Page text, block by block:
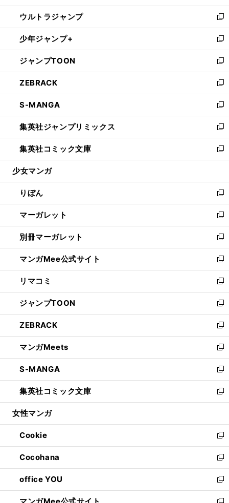
開
く
ウ
で
開
く
ン
ド
ウ
で
開
く
ウ
ィ
ン
ド
ウ
で
開
く
し
い
ウ
ィ
ン
ド
ウ
で
開
く
ウルトラジャンプ
新
し
い
ウ
ィ
ン
ド
ウ
で
開
く
少年ジャンプ+
新
し
い
ウ
ィ
ン
ド
ウ
で
開
く
ジャンプTOON
新
し
い
ウ
ィ
ン
ド
ウ
で
開
ZEBRACK
新
し
い
ウ
ィ
ン
ド
ウ
開
く
S-MANGA
新
し
い
ウ
ィ
ン
ウ
で
開
く
集英社ジャンプリミックス
新
し
い
ウ
ン
ド
ウ
で
開
く
集英社コミック文庫
新
し
ウ
ィ
ン
ド
ウ
で
開
く
少女マンガ
りぼん
新
し
い
ウ
ィ
ン
ド
ウ
で
開
く
マーガレット
新
し
い
ウ
ィ
ン
ド
ウ
で
開
く
別冊マーガレット
新
し
い
ウ
ィ
ン
ド
ウ
で
開
く
マンガMee公式サイト
新
し
い
ウ
ィ
ン
ド
ウ
で
開
く
リマコミ
新
し
い
ウ
ィ
ン
ド
ウ
で
開
く
ジャンプTOON
新
し
い
ウ
ィ
ン
ド
ウ
で
開
ZEBRACK
新
し
い
ウ
ィ
ン
ド
ウ
開
く
マンガMeets
新
し
い
ウ
ィ
ン
ウ
で
開
く
S-MANGA
新
し
い
ウ
ン
ド
ウ
で
開
く
集英社コミック文庫
新
し
ウ
ィ
ン
ド
ウ
で
開
く
女性マンガ
Cookie
新
し
い
ウ
ィ
ン
Cocohana
新
し
い
ウ
office YOU
新
し